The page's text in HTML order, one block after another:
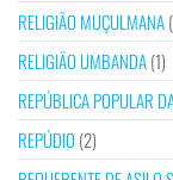
RELIGIÃO MUÇULMANA
RELIGIÃO UMBANDA(1)
REPÚBLICA POPULAR
REPÚDIO (2)